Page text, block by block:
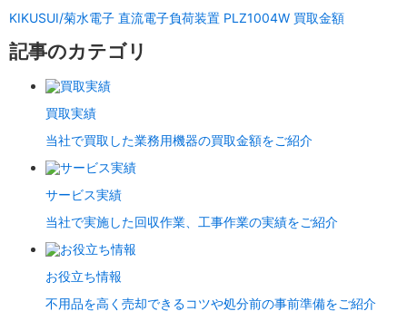
KIKUSUI/菊水電子 直流電子負荷装置 PLZ1004W 買取金額
記事のカテゴリ
買取実績
当社で買取した業務用機器の買取金額をご紹介
サービス実績
当社で実施した回収作業、工事作業の実績をご紹介
お役立ち情報
不用品を高く売却できるコツや処分前の事前準備をご紹介